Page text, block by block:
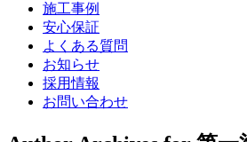
施工事例
安心保証
よくある質問
お知らせ
採用情報
お問い合わせ